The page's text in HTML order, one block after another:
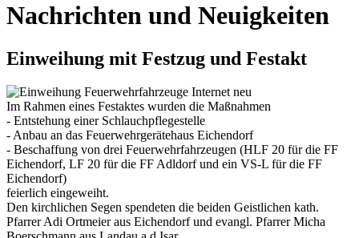
Nachrichten und Neuigkeiten
Einweihung mit Festzug und Festakt
Im Rahmen eines Festaktes wurden die Maßnahmen
- Entstehung einer Schlauchpflegestelle
- Anbau an das Feuerwehrgerätehaus Eichendorf
- Beschaffung von drei Feuerwehrfahrzeugen (HLF 20 für die FF
Eichendorf, LF 20 für die FF Adldorf und ein VS-L für die FF
Eichendorf)
feierlich eingeweiht.
Den kirchlichen Segen spendeten die beiden Geistlichen kath.
Pfarrer Adi Ortmeier aus Eichendorf und evangl. Pfarrer Micha